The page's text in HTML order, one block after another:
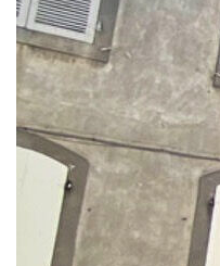
Réf : 4960
Villeneuve centre, cet
pour un INVESTISSEUR
Il comprend :
* un local commercial
transformé en habitation
* 2 appartements de type
* une remise au fond de
niveaux.